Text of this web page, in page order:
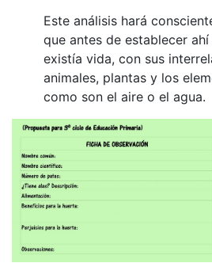
Este análisis hará
que antes de establecer
existía vida, con sus
animales, plantas y los
como son el aire o el agua.